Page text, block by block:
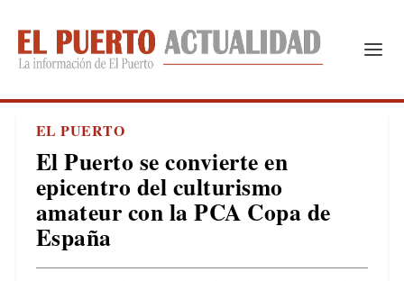
EL PUERTO
El Puerto se convierte en
epicentro del culturismo
amateur con la PCA Copa de
España